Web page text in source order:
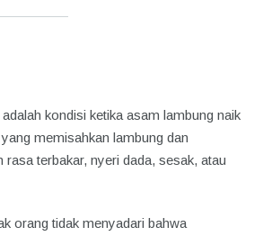
kondisi ketika asam lambung naik
memisahkan lambung dan
terbakar, nyeri dada, sesak, atau
orang tidak menyadari bahwa